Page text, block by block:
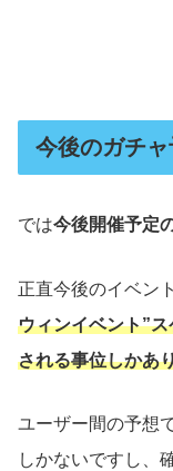
今後のガチ
では今後開催予定
正直今後のイベン
ウィンイベント”
される事位しかあ
ユーザー間の予想
しかないですし、